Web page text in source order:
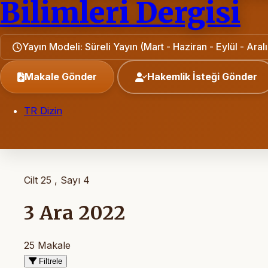
Bilimleri Dergisi
Yayın Modeli: Süreli Yayın (Mart - Haziran - Eylül -
Makale Gönder Hakemlik İsteği Gönder
TR Dizin
Cilt 25 , Sayı 4
3 Ara 2022
25 Makale
Filtrele